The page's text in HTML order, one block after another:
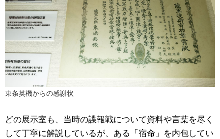
東条英機からの感謝状
どの展示室も、当時の諜報戦について資料や言葉を尽く
して丁寧に解説しているが、ある「宿命」を内包してい